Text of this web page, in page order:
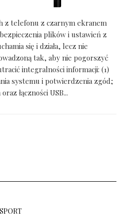
z telefonu z czarnym ekranem
plików i ustawień z
się i działa, lecz nie
tak, aby nie pogorszyć
integralności informacji: (1)
systemu i potwierdzenia zgód;
łączności USB...